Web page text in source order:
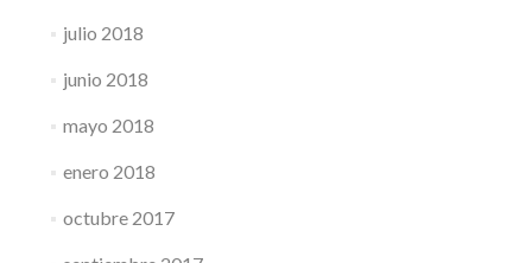
julio 2018
junio 2018
mayo 2018
enero 2018
octubre 2017